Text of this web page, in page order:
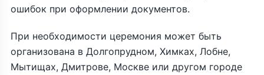
ошибок при оформлении документов.
При необходимости церемония может быть
организована в Долгопрудном, Химках, Лобне,
Мытищах, Дмитрове, Москве или другом городе